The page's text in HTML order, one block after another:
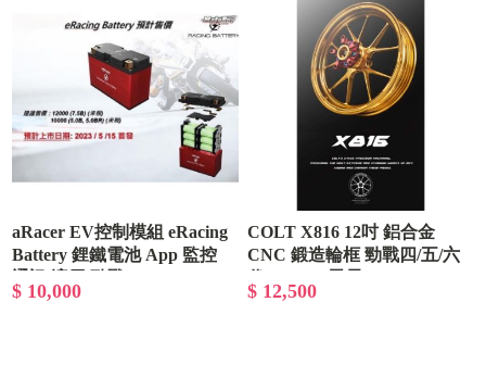
aRacer EV控制模組 eRacing
Battery 鋰鐵電池 App 監控
$ 10,000
COLT X816 12吋 鋁合金
CNC 鍛造輪框 勁戰四/五/六
$ 12,500